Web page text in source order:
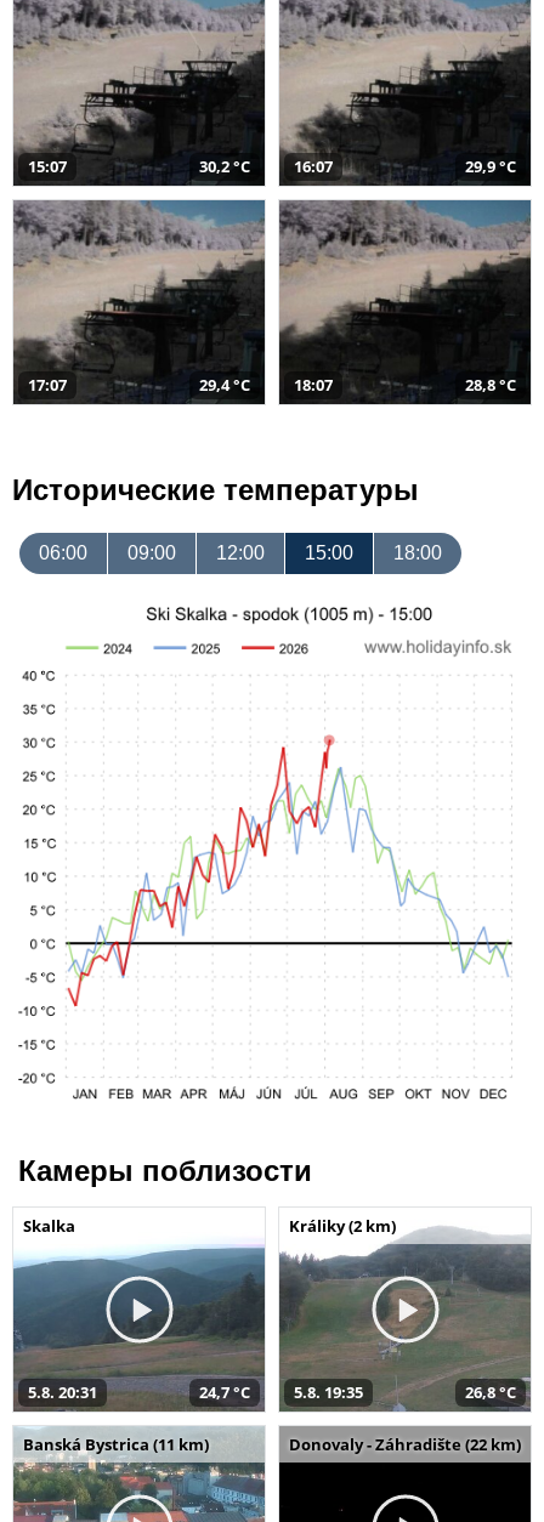
15:07 30,2 °C 16:07 29,9 °C
17:07 29,4 °C 18:07 28,8 °C
Исторические температуры
06:00 09:00 12:00 15:00 18:00
Камеры поблизости
Skalka
5.8. 20:31 24,7 °C
Králiky (2 km)
5.8. 19:35 26,8 °C
Banská Bystrica (11 km) Donovaly - Záhradište (22 km)